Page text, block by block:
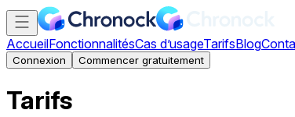
AccueilFonctionnalitésCas d’usageTarifsBlog
Connexion Commencer gratuitement
Tarifs